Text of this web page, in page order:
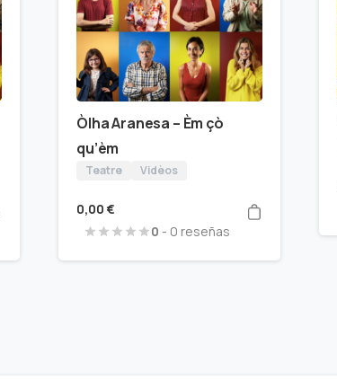
Òlha Aranesa – Èm çò
qu’èm
Teatre Vidèos
0,00 €
0 - 0 reseñas